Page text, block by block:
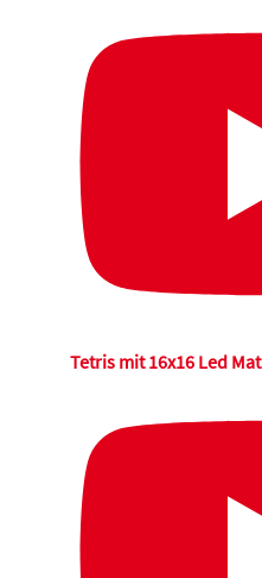
Tetris mit 16x16 Led